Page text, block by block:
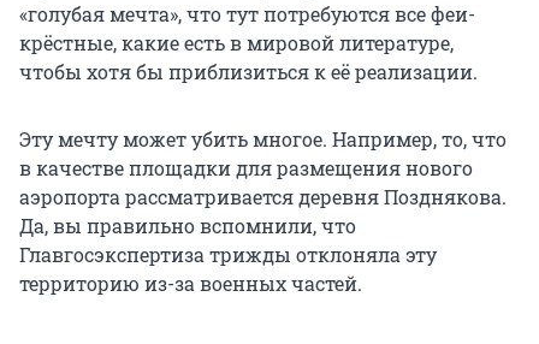
«голубая мечта», что тут потребуются все феи-
крёстные, какие есть в мировой литературе,
чтобы хотя бы приблизиться к её реализации.
Эту мечту может убить многое. Например, то, что
в качестве площадки для размещения нового
аэропорта рассматривается деревня Позднякова.
Да, вы правильно вспомнили, что
Главгосэкспертиза трижды отклоняла эту
территорию из-за военных частей.